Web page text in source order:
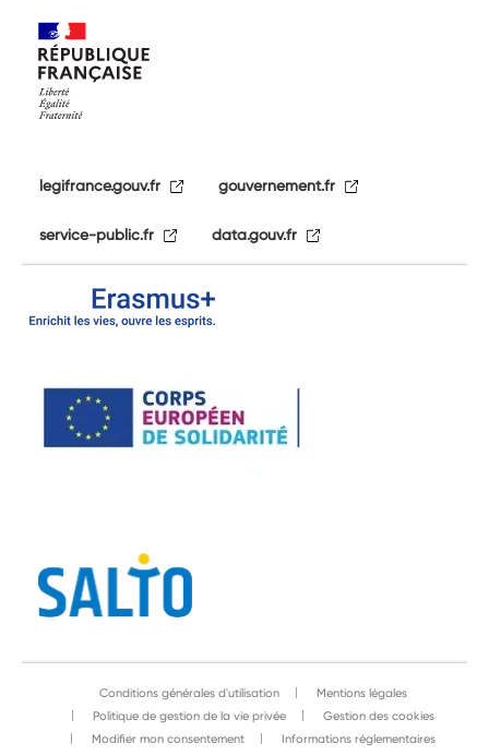
legifrance.gouv.fr gouvernement.fr
service-public.fr data.gouv.fr
Conditions générales d'utilisation
Mentions légales
Politique de gestion de la vie privée
Gestion des cookies
Modifier mon consentement
Informations réglementaires